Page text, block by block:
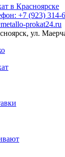
в Красноярске
+7 (923) 314-
prokat24.ru
ул.